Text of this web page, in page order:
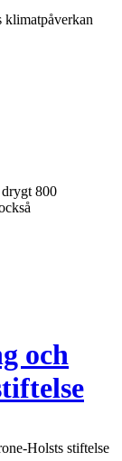
klimatpåverkan
800
och
Holsts stiftelse